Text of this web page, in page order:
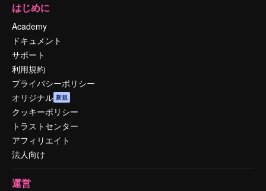
はじめに
Academy
ドキュメント
サポート
利用規約
プライバシーポリシー
オリジナル 新規
クッキーポリシー
トラストセンター
アフィリエイト
法人向け
運営